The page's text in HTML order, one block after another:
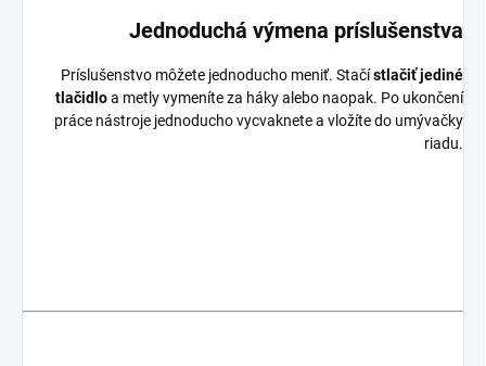
Jednoduchá výmena príslušenstva
Príslušenstvo môžete jednoducho meniť. Stačístlačiť jediné
tlačidloa metly vymeníte za háky alebo naopak. Po ukončení
práce nástroje jednoducho vycvaknete a vložíte do umývačky
riadu.